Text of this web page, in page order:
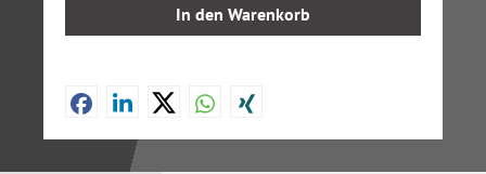
In den Warenkorb